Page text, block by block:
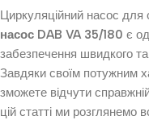
Циркуляційний насос для
насос DAB VA 35/180 є
забезпечення швидкого та
Завдяки своїм потужним
зможете відчути
цій статті ми розглянемо